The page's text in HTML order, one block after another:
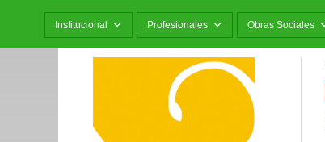
Institucional Profesionales Obras Sociales